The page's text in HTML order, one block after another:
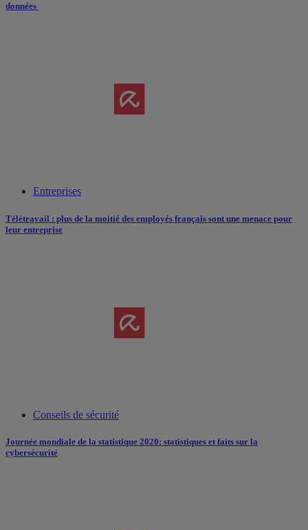
données
Entreprises
Télétravail : plus de la moitié des employés français sont une menace pour
leur entreprise
Conseils de sécurité
Journée mondiale de la statistique 2020: statistiques et faits sur la
cybersécurité